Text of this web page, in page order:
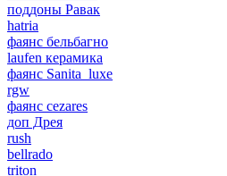
поддоны Равак
hatria
фаянс бельбагно
laufen керамика
фаянс Sanita_luxe
rgw
фаянс cezares
доп Дрея
rush
bellrado
triton